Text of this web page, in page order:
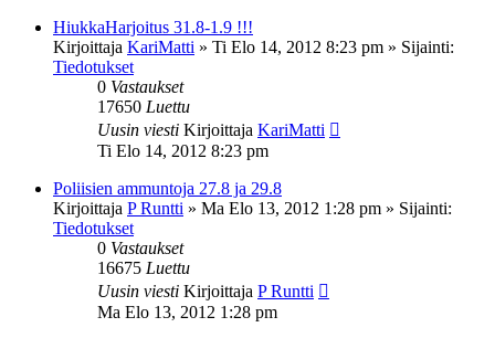
HiukkaHarjoitus 31.8-1.9 !!!
Kirjoittaja KariMatti » Ti Elo 14, 2012 8:23 pm » Sijainti:
Tiedotukset
0 Vastaukset
17650 Luettu
Uusin viesti Kirjoittaja KariMatti
Ti Elo 14, 2012 8:23 pm
Poliisien ammuntoja 27.8 ja 29.8
Kirjoittaja P Runtti » Ma Elo 13, 2012 1:28 pm » Sijainti:
Tiedotukset
0 Vastaukset
16675 Luettu
Uusin viesti Kirjoittaja P Runtti
Ma Elo 13, 2012 1:28 pm